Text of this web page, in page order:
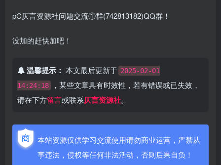
pC仄言资源社问题交流①群(742813182)QQ群！
没加的赶快加吧！
温馨提示： 本文最后更新于 2025-02-01
14:24:18
，某些文章具有时效性，若有错误或已失效，
请在下方留言或联系仄言资源社。
本站资源仅供学习交流使用请勿商业运营，严禁从
事违法，侵权等任何非法活动，否则后果自负！